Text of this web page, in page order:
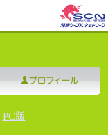
PC版